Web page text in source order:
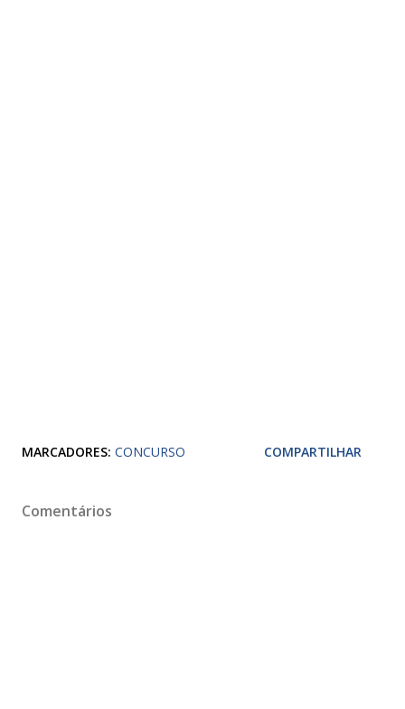
MARCADORES: CONCURSO COMPARTILHAR
Comentários